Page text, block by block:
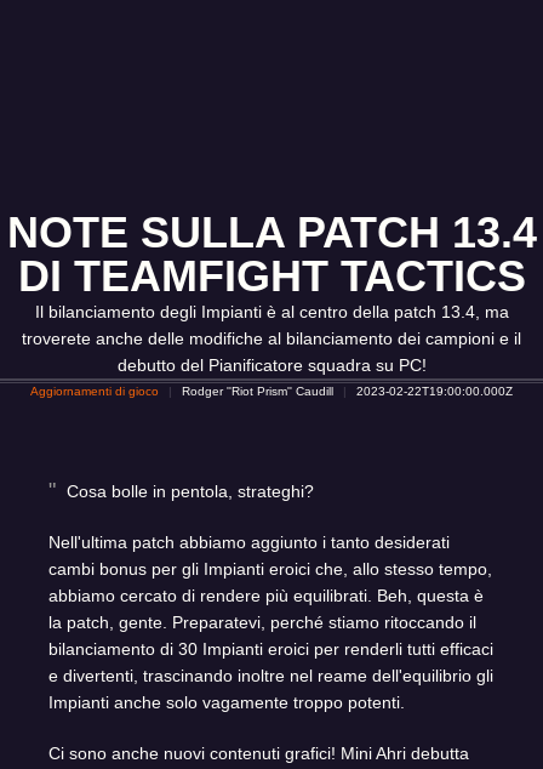
NOTE SULLA PATCH 13.4
DI TEAMFIGHT TACTICS
Il bilanciamento degli Impianti è al centro della patch 13.4, ma
troverete anche delle modifiche al bilanciamento dei campioni e il
debutto del Pianificatore squadra su PC!
Aggiornamenti di gioco Rodger ''Riot Prism'' Caudill 2023-02-22T19:00:00.000Z
Cosa bolle in pentola, strateghi?
Nell'ultima patch abbiamo aggiunto i tanto desiderati
cambi bonus per gli Impianti eroici che, allo stesso tempo,
abbiamo cercato di rendere più equilibrati. Beh, questa è
la patch, gente. Preparatevi, perché stiamo ritoccando il
bilanciamento di 30 Impianti eroici per renderli tutti efficaci
e divertenti, trascinando inoltre nel reame dell'equilibrio gli
Impianti anche solo vagamente troppo potenti.
Ci sono anche nuovi contenuti grafici! Mini Ahri debutta